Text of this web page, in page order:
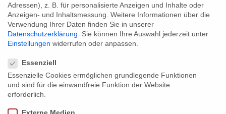
Christian Beetz in Hong Kong und auf
der IDFA
Geschäftsführer Christian Beetz ist viel unterwegs: Am
Wochenende war er auf dem World Science and Factual
Adressen), z. B. für personalisierte Anzeigen und Inhalte oder
Anzeigen- und Inhaltsmessung. Weitere Informationen über die
Verwendung Ihrer Daten finden Sie in unserer
Datenschutzerklärung
Sie können Ihre Auswahl jederzeit unter
Einstellungen widerrufen oder anpassen.
Essenziell
Essenzielle Cookies ermöglichen grundlegende Funktionen
und sind für die einwandfreie Funktion der Website
erforderlich.